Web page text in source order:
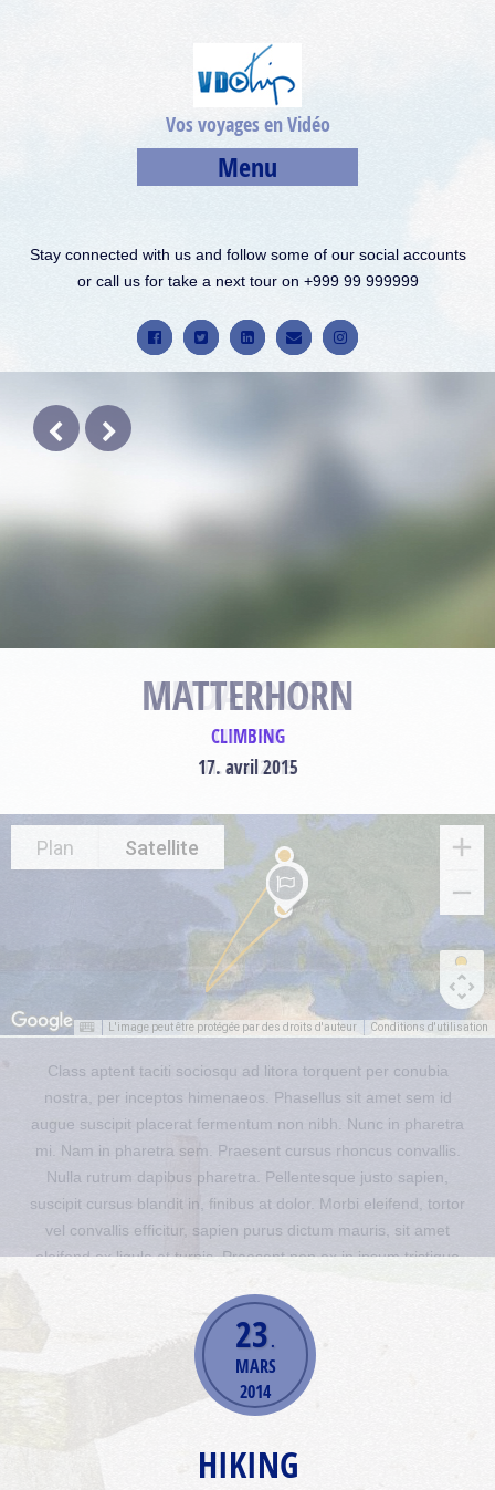
Vos voyages en Vidéo
Menu
Stay connected with us and follow some of our social accounts
or call us for take a next tour on +999 99 999999
MATTERHORN
CLIMBING
17. avril 2015
Plan Satellite
L'image peut être protégée par des droits d'auteur Conditions d'utilisation
Sed quis posuere nisi. Mauris ut ligula vitae ex imperdiet laoreet.
Maecenas nec mollis quam. Mauris vel aliquam lorem, sed
congue diam. Cras rutrum fermentum sollicitudin. Sed euismod,
sem sit amet ultrices lacinia, enim felis pellentesque mauris, a
hendrerit lorem ligula sed elit. Maecenas eu ornare tellus. Morbi
vitae erat tellus. Phasellus vitae ipsum vitae risus feugiat
dignissim et vitae nibh. Nullam placerat, enim a interdum
fringilla, nibh felis sodales sapien, at consequat ipsum eros et
READ MORE
23 .
MARS
2014
HIKING